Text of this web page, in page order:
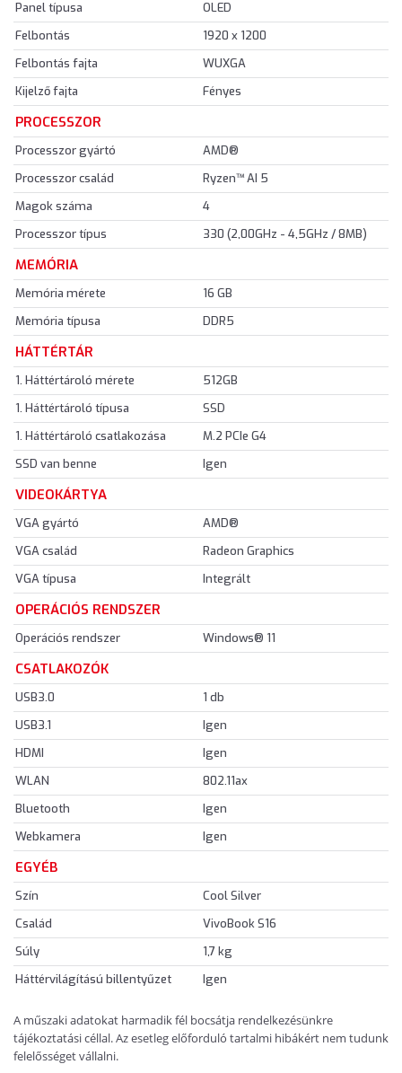
Panel típusa
OLED
Felbontás
1920 x 1200
Felbontás fajta
WUXGA
Kijelző fajta
Fényes
PROCESSZOR
Processzor gyártó
AMD®
Processzor család
Ryzen™ AI 5
Magok száma
4
Processzor típus
330 (2,00GHz - 4,5GHz / 8MB)
MEMÓRIA
Memória mérete
16 GB
Memória típusa
DDR5
HÁTTÉRTÁR
1. Háttértároló mérete
512GB
1. Háttértároló típusa
SSD
1. Háttértároló csatlakozása
M.2 PCIe G4
SSD van benne
Igen
VIDEOKÁRTYA
VGA gyártó
AMD®
VGA család
Radeon Graphics
VGA típusa
Integrált
OPERÁCIÓS RENDSZER
Operációs rendszer Windows® 11
CSATLAKOZÓK
USB3.0
1 db
USB3.1
Igen
HDMI
Igen
WLAN
802.11ax
Bluetooth
Igen
Webkamera
Igen
EGYÉB
Szín
Cool Silver
Család
VivoBook S16
Súly
1,7 kg
Háttérvilágítású billentyűzet
Igen
A műszaki adatokat harmadik fél bocsátja rendelkezésünkre
tájékoztatási céllal. Az esetleg előforduló tartalmi hibákért nem tudunk
felelősséget vállalni.